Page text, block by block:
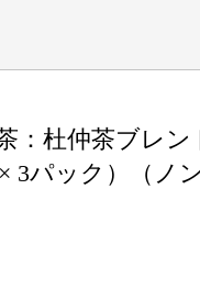
：杜仲茶ブレン
3パック）（ノ